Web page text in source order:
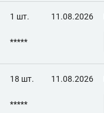
1 шт. 11.08.2026
*****
18 шт. 11.08.2026
*****